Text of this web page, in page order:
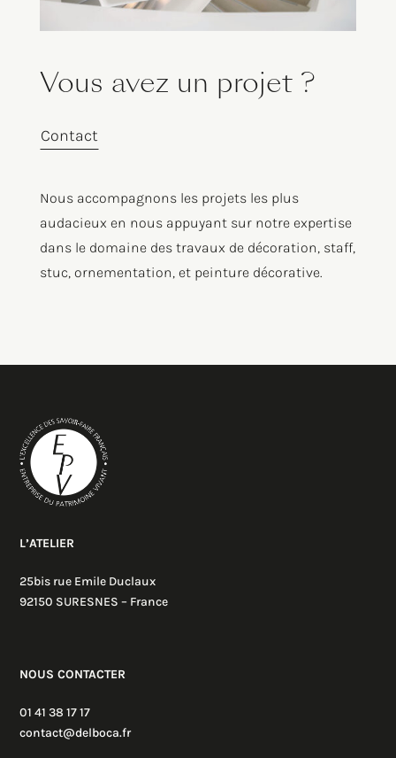
Vous avez un projet ?
Contact
Nous accompagnons les projets les plus
audacieux en nous appuyant sur notre expertise
dans le domaine des travaux de décoration, staff,
stuc, ornementation, et peinture décorative.
L’ATELIER
25bis rue Emile Duclaux
92150 SURESNES – France
NOUS CONTACTER
01 41 38 17 17
contact@delboca.fr